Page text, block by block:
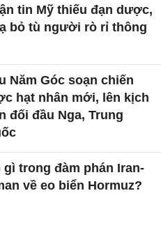
tin Mỹ thiếu đạn dược,
bỏ tù người rò rỉ thông
Năm Góc soạn chiến
hạt nhân mới, lên kịch
đối đầu Nga, Trung
gì trong đàm phán Iran-
về eo biển Hormuz?